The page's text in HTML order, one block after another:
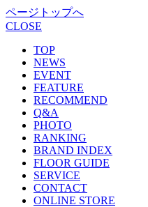
ページトップへ
CLOSE
TOP
NEWS
EVENT
FEATURE
RECOMMEND
Q&A
PHOTO
RANKING
BRAND INDEX
FLOOR GUIDE
SERVICE
CONTACT
ONLINE STORE